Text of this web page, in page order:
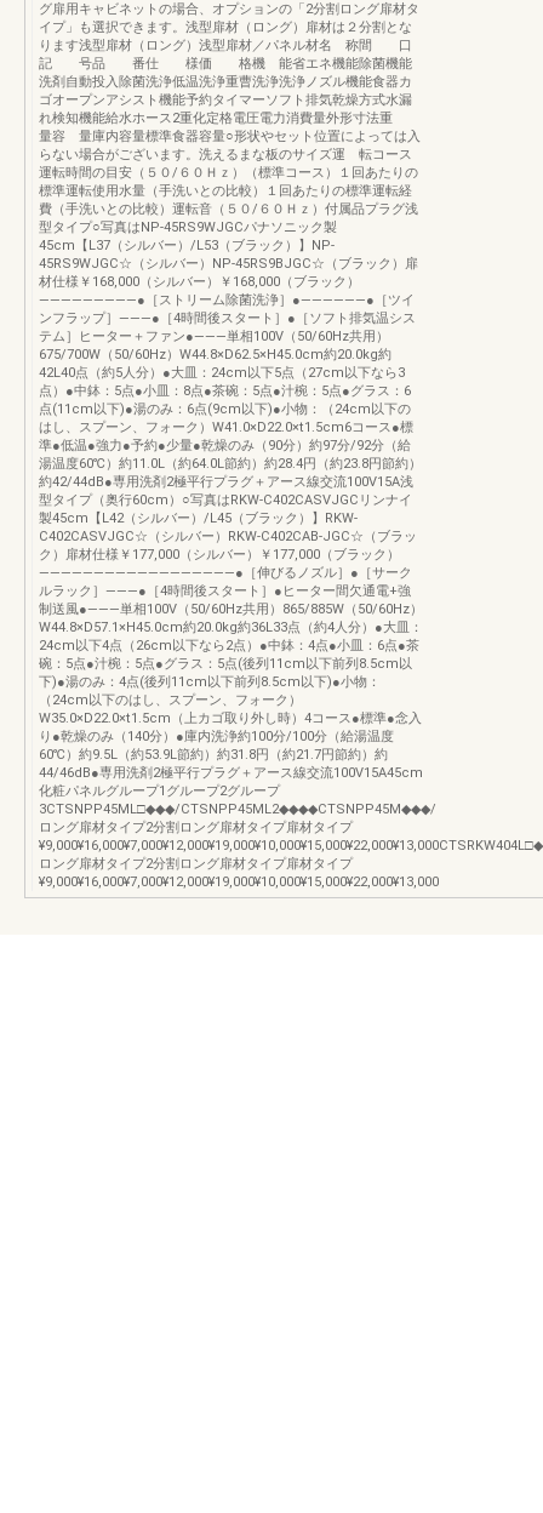
グ扉用キャビネットの場合、オプションの「2分割ロング扉材タ
イプ」も選択できます。浅型扉材（ロング）扉材は２分割とな
ります浅型扉材（ロング）浅型扉材／パネル材名 称間 口
記 号品 番仕 様価 格機 能省エネ機能除菌機能
洗剤自動投入除菌洗浄低温洗浄重曹洗浄洗浄ノズル機能食器カ
ゴオープンアシスト機能予約タイマーソフト排気乾燥方式水漏
れ検知機能給水ホース2重化定格電圧電力消費量外形寸法重
量容 量庫内容量標準食器容量○形状やセット位置によっては入
らない場合がございます。洗えるまな板のサイズ運 転コース
運転時間の目安（５０/６０Ｈｚ）（標準コース）１回あたりの
標準運転使用水量（手洗いとの比較）１回あたりの標準運転経
費（手洗いとの比較）運転音（５０/６０Ｈｚ）付属品プラグ浅
型タイプ○写真はNP-45RS9WJGCパナソニック製
45cm【L37（シルバー）/L53（ブラック）】NP-
45RS9WJGC☆（シルバー）NP-45RS9BJGC☆（ブラック）扉
材仕様￥168,000（シルバー）￥168,000（ブラック）
―――――――――●［ストリーム除菌洗浄］●――――――●［ツイ
ンフラップ］―――●［4時間後スタート］●［ソフト排気温シス
テム］ヒーター＋ファン●―――単相100V（50/60Hz共用）
675/700W（50/60Hz）W44.8×D62.5×H45.0cm約20.0kg約
42L40点（約5人分）●大皿：24cm以下5点（27cm以下なら3
点）●中鉢：5点●小皿：8点●茶碗：5点●汁椀：5点●グラス：6
点(11cm以下)●湯のみ：6点(9cm以下)●小物：（24cm以下の
はし、スプーン、フォーク）W41.0×D22.0×t1.5cm6コース●標
準●低温●強力●予約●少量●乾燥のみ（90分）約97分/92分（給
湯温度60℃）約11.0L（約64.0L節約）約28.4円（約23.8円節約）
約42/44dB●専用洗剤2極平行プラグ＋アース線交流100V15A浅
型タイプ（奥行60cm）○写真はRKW-C402CASVJGCリンナイ
製45cm【L42（シルバー）/L45（ブラック）】RKW-
C402CASVJGC☆（シルバー）RKW-C402CAB-JGC☆（ブラッ
ク）扉材仕様￥177,000（シルバー）￥177,000（ブラック）
――――――――――――――――――●［伸びるノズル］●［サーク
ルラック］―――●［4時間後スタート］●ヒーター間欠通電+強
制送風●―――単相100V（50/60Hz共用）865/885W（50/60Hz）
W44.8×D57.1×H45.0cm約20.0kg約36L33点（約4人分）●大皿：
24cm以下4点（26cm以下なら2点）●中鉢：4点●小皿：6点●茶
碗：5点●汁椀：5点●グラス：5点(後列11cm以下前列8.5cm以
下)●湯のみ：4点(後列11cm以下前列8.5cm以下)●小物：
（24cm以下のはし、スプーン、フォーク）
W35.0×D22.0×t1.5cm（上カゴ取り外し時）4コース●標準●念入
り●乾燥のみ（140分）●庫内洗浄約100分/100分（給湯温度
60℃）約9.5L（約53.9L節約）約31.8円（約21.7円節約）約
44/46dB●専用洗剤2極平行プラグ＋アース線交流100V15A45cm
化粧パネルグループ1グループ2グループ
3CTSNPP45ML□◆◆◆/CTSNPP45ML2◆◆◆◆CTSNPP45M◆◆◆/
ロング扉材タイプ2分割ロング扉材タイプ扉材タイプ
ロング扉材タイプ2分割ロング扉材タイプ扉材タイプ
¥9,000¥16,000¥7,000¥12,000¥19,000¥10,000¥15,000¥22,000¥13,000